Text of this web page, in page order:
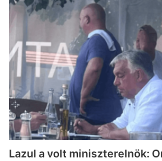
Lazul a volt miniszterelnök: